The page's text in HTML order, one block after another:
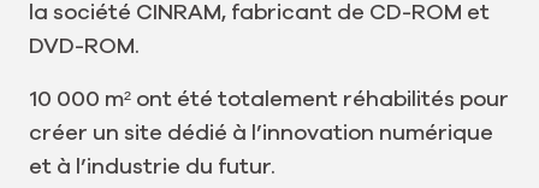
la société CINRAM, fabricant de CD-ROM et
DVD-ROM.
10 000 m² ont été totalement réhabilités pour
créer un site dédié à l’innovation numérique
et à l’industrie du futur.